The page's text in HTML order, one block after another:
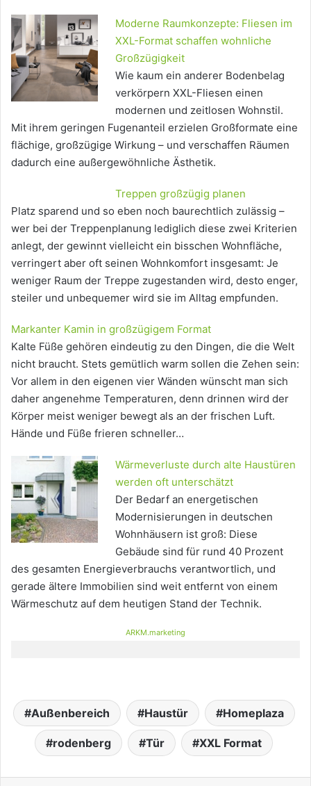
Moderne Raumkonzepte: Fliesen im
XXL-Format schaffen wohnliche
Großzügigkeit
Wie kaum ein anderer Bodenbelag
verkörpern XXL-Fliesen einen
modernen und zeitlosen Wohnstil.
Mit ihrem geringen Fugenanteil erzielen Großformate eine
flächige, großzügige Wirkung – und verschaffen Räumen
dadurch eine außergewöhnliche Ästhetik.
Treppen großzügig planen
Platz sparend und so eben noch baurechtlich zulässig –
wer bei der Treppenplanung lediglich diese zwei Kriterien
anlegt, der gewinnt vielleicht ein bisschen Wohnfläche,
verringert aber oft seinen Wohnkomfort insgesamt: Je
weniger Raum der Treppe zugestanden wird, desto enger,
steiler und unbequemer wird sie im Alltag empfunden.
Markanter Kamin in großzügigem Format
Kalte Füße gehören eindeutig zu den Dingen, die die Welt
nicht braucht. Stets gemütlich warm sollen die Zehen sein:
Vor allem in den eigenen vier Wänden wünscht man sich
daher angenehme Temperaturen, denn drinnen wird der
Körper meist weniger bewegt als an der frischen Luft.
Hände und Füße frieren schneller…
Wärmeverluste durch alte Haustüren
werden oft unterschätzt
Der Bedarf an energetischen
Modernisierungen in deutschen
Wohnhäusern ist groß: Diese
Gebäude sind für rund 40 Prozent
des gesamten Energieverbrauchs verantwortlich, und
gerade ältere Immobilien sind weit entfernt von einem
Wärmeschutz auf dem heutigen Stand der Technik.
ARKM.marketing
Außenbereich Haustür Homeplaza
rodenberg Tür XXL Format